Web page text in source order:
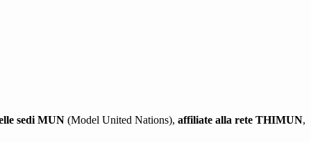
sedi MUN (Model United Nations), affiliate alla rete THIMUN,